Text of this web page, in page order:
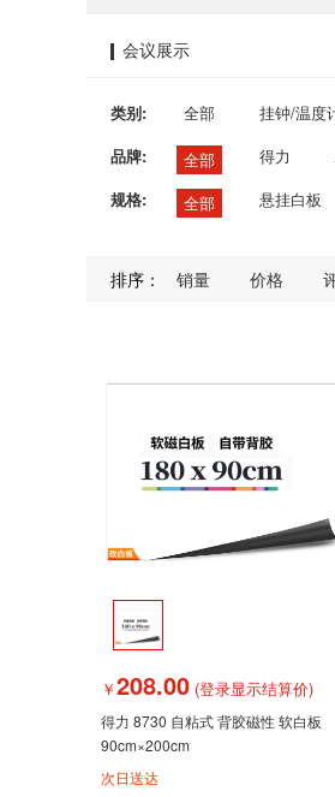
会议展示
类别: 全部 挂钟/温度
品牌:
全部 得力
规格:
全部 悬挂白板
排序： 销量 价格
￥208.00 (登录显示结算价)
得力 8730 自粘式 背胶磁性 软白板
90cm×200cm
次日送达